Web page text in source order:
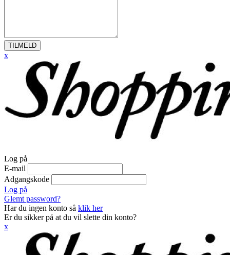
TILMELD
x
Log på
E-mail
Adgangskode
Log på
Glemt password?
Har du ingen konto så klik her
Er du sikker på at du vil slette din konto?
x